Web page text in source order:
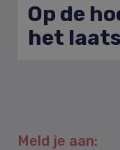
Op de
het
Meld je aan: